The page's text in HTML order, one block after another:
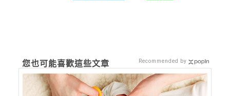
您也可能喜歡這些文章 Recommended by